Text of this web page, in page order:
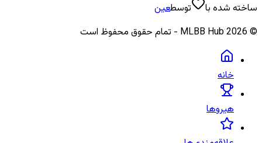
ساخته شده با توسطعین
©
2026
خانه
هیروها